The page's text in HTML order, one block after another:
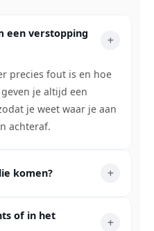
een verstopping
precies fout is en hoe
je altijd een
je weet waar je aan
achteraf.
komen?
of in het